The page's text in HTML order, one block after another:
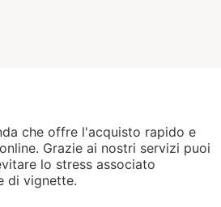
che offre l'acquisto rapido e
Grazie ai nostri servizi puoi
lo stress associato
di vignette.